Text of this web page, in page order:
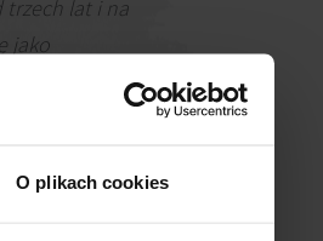
O plikach cookies
trzech lat i na
jako
w
krok na
regionu,